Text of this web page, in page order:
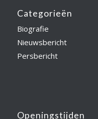
Categorieën
Biografie
Nieuwsbericht
Persbericht
Openingstijden